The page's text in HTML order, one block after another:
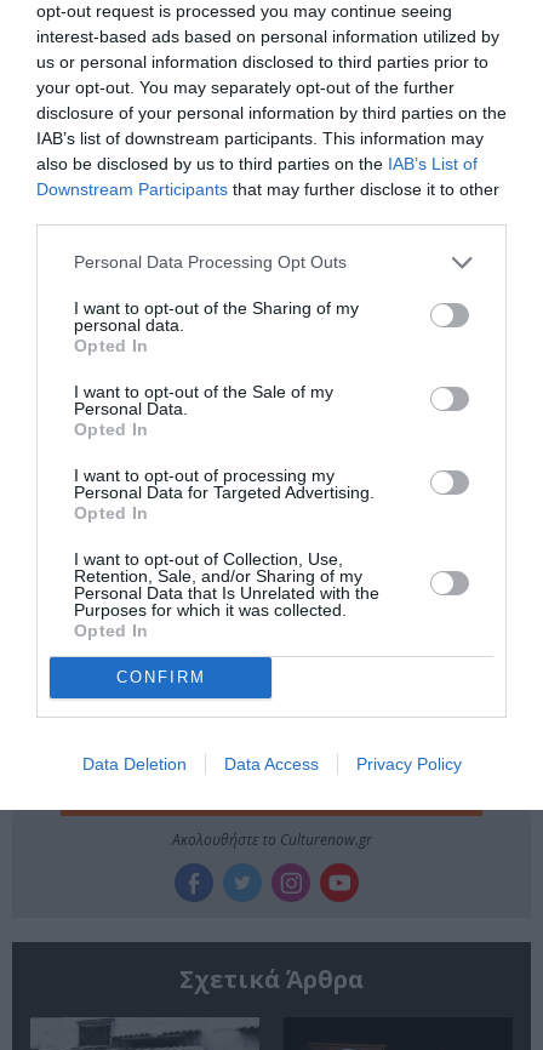
opt-out request is processed you may continue seeing
interest-based ads based on personal information utilized by
us or personal information disclosed to third parties prior to
your opt-out. You may separately opt-out of the further
disclosure of your personal information by third parties on the
IAB’s list of downstream participants. This information may
also be disclosed by us to third parties on the IAB’s List of
Downstream Participants that may further disclose it to other
Personal Data Processing Opt Outs
I want to opt-out of the Sharing of my
personal data.
Opted In
I want to opt-out of the Sale of my
Personal Data.
Opted In
I want to opt-out of processing my
Personal Data for Targeted Advertising.
Opted In
I want to opt-out of Collection, Use,
Retention, Sale, and/or Sharing of my
Personal Data that Is Unrelated with the
Purposes for which it was collected.
Opted In
CONFIRM
Data Deletion Data Access Privacy Policy
Διανομή δωρεάν εισιτηρίων:Εκδοτήριο Ticket
Services, Πανεπιστημίου 39, εντός Στοάς Πεσμαζόγλου
– Τετάρτη 21 Μαρτίου 2018, 12.00 έως τις 15.00
Πληροφορίες / Κρατήσεις:
Τηλ.: 2130885700 |www.nationalopera.gr
Ακολουθήστε το Culturenow.gr στοGoogle Newsκαι
μάθετε πρώτοι όλες τις ειδήσεις
Δείτε όλα τατελευταία νέαγια την Τέχνη και τον
Πολιτισμό στοCulturenow.gr
Νέοι Διαγωνισμοί❯
Tags
ΔΩΡΕΑΝ ΕΚΔΗΛΩΣΕΙΣ
ΕΘΝΙΚΗ ΛΥΡΙΚΗ ΣΚΗΝΗ
ΗΜΕΡΕΣ ΛΑΤΡΕΥΤΙΚΗΣ ΜΟΥΣΙΚΗΣ
Newsletter
Κάθε βδομάδα στο e-mail σας τα τελευταία νέα για
την Τέχνη και τον Πολιτισμό!
Ακολουθήστε το Culturenow.gr
Σχετικά Άρθρα